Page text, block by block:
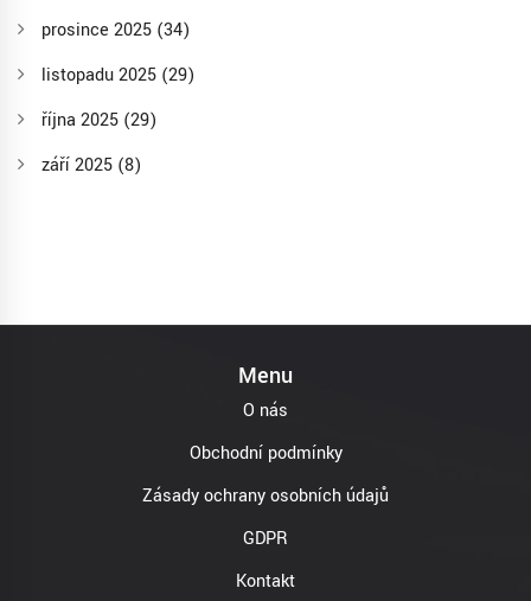
prosince 2025 (34)
listopadu 2025 (29)
října 2025 (29)
září 2025 (8)
Menu
O nás
Obchodní podmínky
Zásady ochrany osobních údajů
GDPR
Kontakt